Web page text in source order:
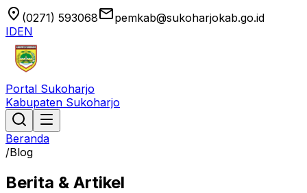
location_on (0271) 593068emailpemkab@sukoharjokab.go.id
IDEN
Portal Sukoharjo
Kabupaten Sukoharjo
Beranda
/Blog
Berita & Artikel